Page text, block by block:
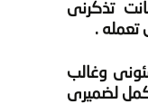
تذكرنى
تعمله .
وغالب
لضميرى